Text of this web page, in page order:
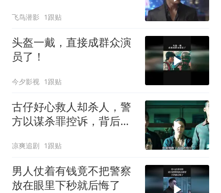
飞鸟潜影 1跟贴
头盔一戴，直接成群众演
员了！
今夕影视 1跟贴
古仔好心救人却杀人，警
方以谋杀罪控诉，背后真
凉爽追剧 1跟贴
男人仗着有钱竟不把警察
放在眼里下秒就后悔了